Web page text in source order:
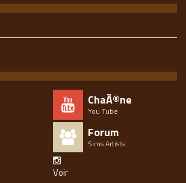
ChaÃ®ne
You Tube
Forum
Sims Artists
Voir